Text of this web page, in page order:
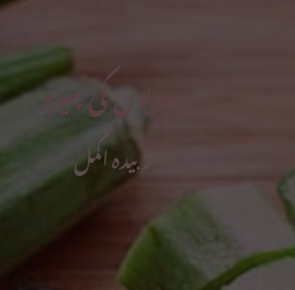
سبزیوں کی ہیرو
زبیدہ اکمل